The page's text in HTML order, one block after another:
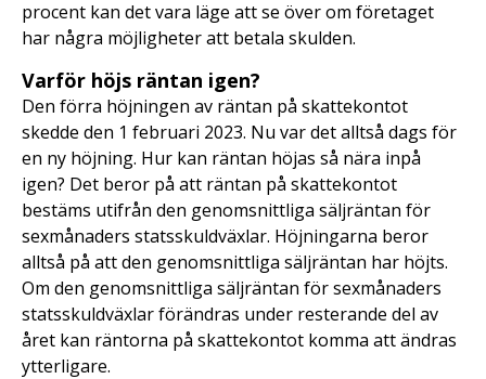
procent kan det vara läge att se över om företaget
har några möjligheter att betala skulden.
Varför höjs räntan igen?
Den förra höjningen av räntan på skattekontot
skedde den 1 februari 2023. Nu var det alltså dags för
en ny höjning. Hur kan räntan höjas så nära inpå
igen? Det beror på att räntan på skattekontot
bestäms utifrån den genomsnittliga säljräntan för
sexmånaders statsskuldväxlar. Höjningarna beror
alltså på att den genomsnittliga säljräntan har höjts.
Om den genomsnittliga säljräntan för sexmånaders
statsskuldväxlar förändras under resterande del av
året kan räntorna på skattekontot komma att ändras
ytterligare.